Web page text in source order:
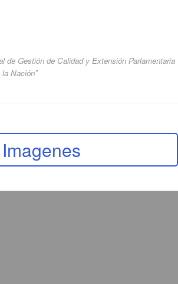
de Gestión de Calidad y Extensión Parlamentaria
Nación”